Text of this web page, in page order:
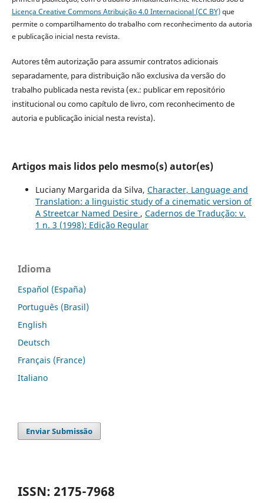
Licença Creative Commons Atribuição 4.0 Internacional (CC BY)que
permite o compartilhamento do trabalho com reconhecimento da autoria
e publicação inicial nesta revista.
Autores têm autorização para assumir contratos adicionais
separadamente, para distribuição não exclusiva da versão do
trabalho publicada nesta revista (ex.: publicar em repositório
institucional ou como capítulo de livro, com reconhecimento de
autoria e publicação inicial nesta revista).
Artigos mais lidos pelo mesmo(s) autor(es)
Luciany Margarida da Silva, Character, Language and
Translation: a linguistic study of a cinematic version of
A Streetcar Named Desire , Cadernos de Tradução: v.
1 n. 3 (1998): Edição Regular
Idioma
Español (España)
Português (Brasil)
English
Deutsch
Français (France)
Italiano
Enviar Submissão
ISSN: 2175-7968